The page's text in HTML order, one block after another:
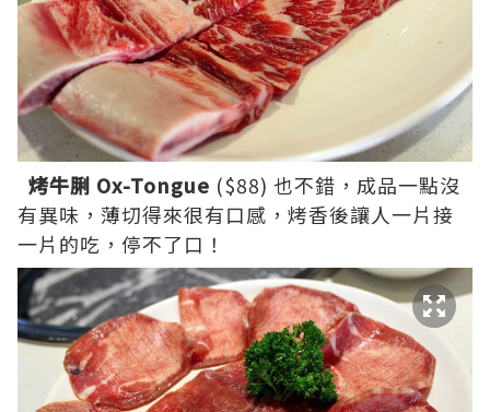
烤牛脷 Ox-Tongue ($88) 也不錯，成品一點沒
有異味，薄切得來很有口感，烤香後讓人一片接
一片的吃，停不了口！